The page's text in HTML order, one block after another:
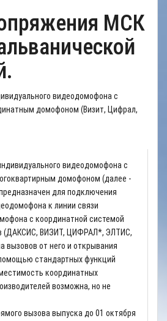
МСК
видеодомофона с
домофоном (Визит, Цифрал,
видеодомофона с
домофоном (далее -
для подключения
к линии связи
с координатной системой
(ДАКСИС, ВИЗИТ, ЦИФРАЛ*, ЭЛТИС,
вызовов от него и открывания
стандартных функций
координатных
возможна, но не
вызова выпуска до 01 октября